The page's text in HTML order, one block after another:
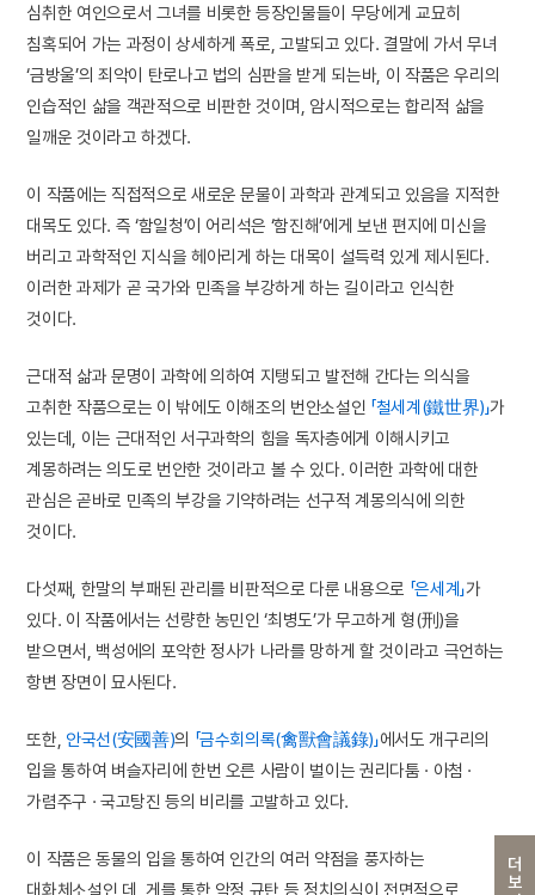
더보기
심취한 여인으로서 그녀를 비롯한 등장인물들이 무당에게 교묘히
침혹되어 가는 과정이 상세하게 폭로, 고발되고 있다. 결말에 가서 무녀
‘금방울’의 죄악이 탄로나고 법의 심판을 받게 되는바, 이 작품은 우리의
인습적인 삶을 객관적으로 비판한 것이며, 암시적으로는 합리적 삶을
일깨운 것이라고 하겠다.
이 작품에는 직접적으로 새로운 문물이 과학과 관계되고 있음을 지적한
대목도 있다. 즉 ‘함일청’이 어리석은 ‘함진해’에게 보낸 편지에 미신을
버리고 과학적인 지식을 헤아리게 하는 대목이 설득력 있게 제시된다.
이러한 과제가 곧 국가와 민족을 부강하게 하는 길이라고 인식한
것이다.
근대적 삶과 문명이 과학에 의하여 지탱되고 발전해 간다는 의식을
고취한 작품으로는 이 밖에도 이해조의 번안소설인 「철세계(鐵世界)」가
있는데, 이는 근대적인 서구과학의 힘을 독자층에게 이해시키고
계몽하려는 의도로 번안한 것이라고 볼 수 있다. 이러한 과학에 대한
관심은 곧바로 민족의 부강을 기약하려는 선구적 계몽의식에 의한
것이다.
다섯째, 한말의 부패된 관리를 비판적으로 다룬 내용으로 「은세계」가
있다. 이 작품에서는 선량한 농민인 ‘최병도’가 무고하게 형(刑)을
받으면서, 백성에의 포악한 정사가 나라를 망하게 할 것이라고 극언하는
항변 장면이 묘사된다.
또한, 안국선(安國善)의 「금수회의록(禽獸會議錄)」에서도 개구리의
입을 통하여 벼슬자리에 한번 오른 사람이 벌이는 권리다툼 · 아첨 ·
가렴주구 · 국고탕진 등의 비리를 고발하고 있다.
이 작품은 동물의 입을 통하여 인간의 여러 약점을 풍자하는
대화체소설인 데, 게를 통한 악정 규탄 등 정치의식이 전면적으로